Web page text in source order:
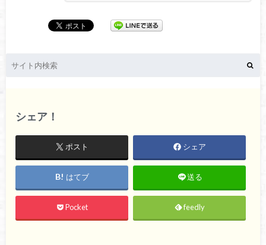
シェア！
ポスト シェア
はてブ 送る
Pocket feedly